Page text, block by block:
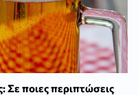
ποιες περιπτώσεις